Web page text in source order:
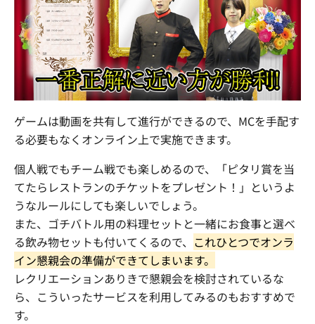
ゲームは動画を共有して進行ができるので、 MCを手配す
る必要もなくオンライン上で実施できます。
個人戦でもチーム戦でも楽しめるので、「ピタリ賞を当
てたらレストランのチケットをプレゼント！」というよ
うなルールにしても楽しいでしょう。
また、ゴチバトル用の料理セットと一緒にお食事と選べ
る飲み物セットも付いてくるので、 これひとつでオンラ
イン懇親会の準備ができてしまいます。
レクリエーションありきで懇親会を検討されているな
ら、こういったサービスを利用してみるのもおすすめで
す。